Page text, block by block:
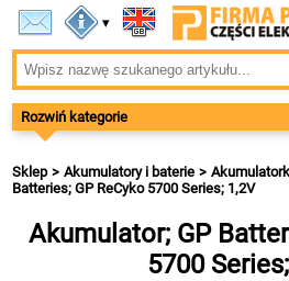
▾
Rozwiń kategorie
Sklep Akumulatory i baterie
Batteries; GP ReCyko 5700 Series; 1,2V
Akumulator; GP
5700